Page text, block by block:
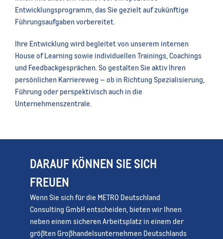
Entwicklungsprogramm, das Sie gezielt auf zukünftige
Führungsaufgaben vorbereitet.
Ihre Entwicklung wird begleitet von unserem internen
House of Learning sowie individuellen Trainings, Coachings
und Feedbackgesprächen. So gestalten Sie aktiv Ihren
persönlichen Karriereweg – ob in Richtung Spezialisierung,
Führung oder perspektivisch auch in die
Unternehmenszentrale.
DARAUF KÖNNEN SIE SICH
FREUEN
Wenn Sie sich für die METRO Deutschland
Consulting GmbH entscheiden, bieten wir Ihnen
neben einem sicheren Arbeitsplatz in einem der
größten Großhandelsunternehmen Deutschlands